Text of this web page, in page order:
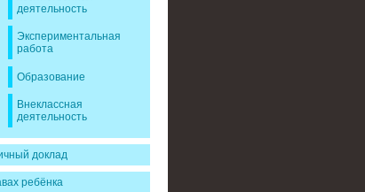
деятельность
Экспериментальная
работа
Образование
Внеклассная
деятельность
доклад
ребёнка